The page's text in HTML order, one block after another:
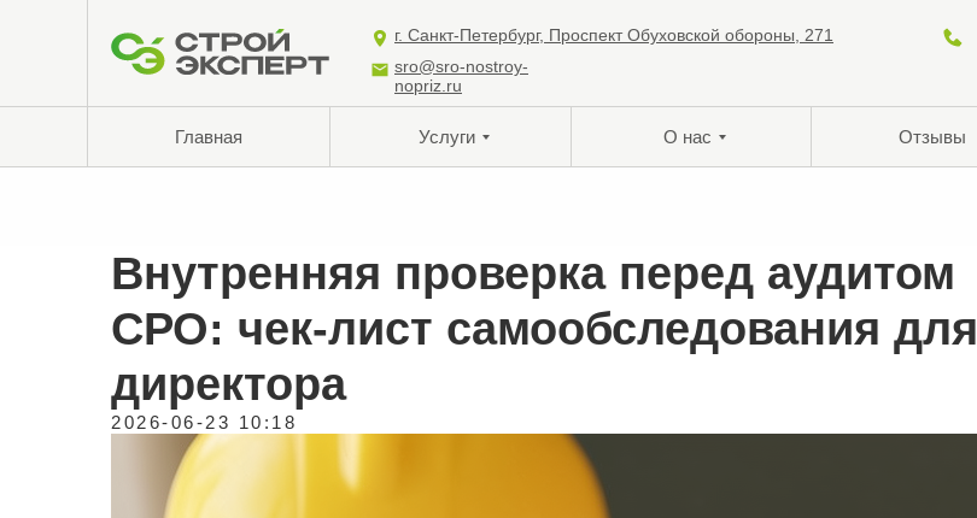
Отзывы
О нас
Услуги
Главная
sro@sro-nostroy-
nopriz.ru
г. Санкт-Петербург, Проспект Обуховской обороны, 271
Внутренняя проверка перед аудитом
СРО: чек-лист самообследования для
директора
2026-06-23 10:18